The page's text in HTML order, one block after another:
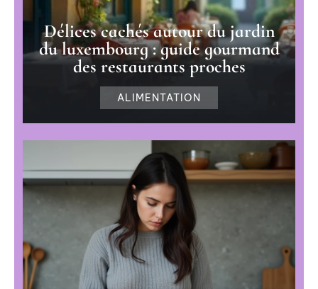
Délices cachés autour du jardin
du luxembourg : guide gourmand
des restaurants proches
ALIMENTATION